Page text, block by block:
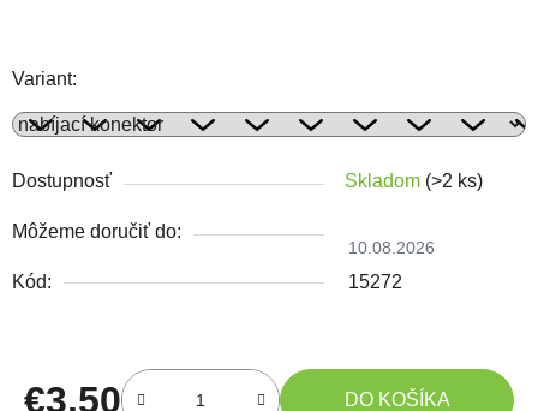
Variant:
Dostupnosť Skladom (>2 ks)
Môžeme doručiť do:
10.08.2026
Kód: 15272
€3,50 DO KOŠÍKA